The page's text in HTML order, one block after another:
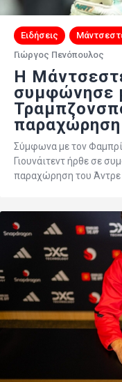
Ειδήσεις
Γιώργος Πενόπουλος
H
συμφώνησε
Σύμφωνα με τον
Γιουνάιτεντ ήρθε σε
παραχώρηση του Άντρε